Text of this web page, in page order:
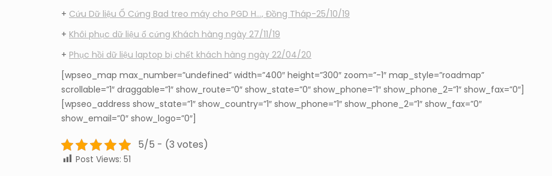
+ Cứu Dữ liệu Ổ Cứng Bad treo máy cho PGD H…, Đồng Tháp-25/10/19
+ Khôi phục dữ liệu ổ cứng Khách hàng ngày 27/11/19
+ Phục hồi dữ liệu laptop bị chết khách hàng ngày 22/04/20
[wpseo_map max_number=”undefined” width=”400″ height=”300″ zoom=”-1″ map_style=”roadmap”
scrollable=”1″ draggable=”1″ show_route=”0″ show_state=”0″ show_phone=”1″ show_phone_2=”1″ show_fax=”0″]
[wpseo_address show_state=”1″ show_country=”1″ show_phone=”1″ show_phone_2=”1″ show_fax=”0″
show_email=”0″ show_logo=”0″]
5/5 - (3 votes)
Post Views: 51